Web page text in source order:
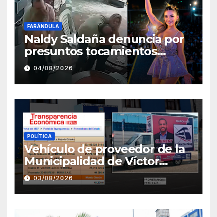
FARÁNDULA
Naldy Saldaña denuncia por
presuntos tocamientos
indebidos a director musical
de La Bella Luz
04/08/2026
POLÍTICA
Vehículo de proveedor de la
Municipalidad de Víctor
Larco aparece con publicidad
de campaña de León
Clement
03/08/2026